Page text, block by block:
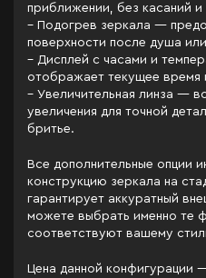
приближении, без касаний и
– Подогрев зеркала —
поверхности после душа
– Дисплей с часами и
отображает текущее время
– Увеличительная линза —
увеличения для точной
бритье.
Все дополнительные опции
конструкцию зеркала на
гарантирует аккуратный
можете выбрать именно те
соответствуют вашему
Цена данной конфигурации